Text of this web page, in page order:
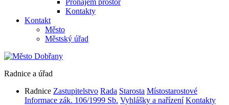
Pronájem prostor
Kontakty
Kontakt
Město
Městský úřad
Radnice a úřad
Radnice Zastupitelstvo Rada Starosta Místostarostové
Informace zák. 106/1999 Sb. Vyhlášky a nařízení Kontakty